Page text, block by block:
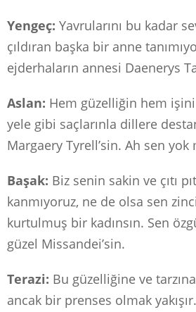
Yengeç: Yavrularını bu kadar
çıldıran başka bir anne
ejderhaların annesi Daenerys
Aslan: Hem güzelliğin hem
yele gibi saçlarınla dillere
Margaery Tyrell’sin. Ah sen yok
Başak: Biz senin sakin ve çıtı
kanmıyoruz, ne de olsa sen
kurtulmuş bir kadınsın. Sen
güzel Missandei’sin.
Terazi: Bu güzelliğine ve
ancak bir prenses olmak